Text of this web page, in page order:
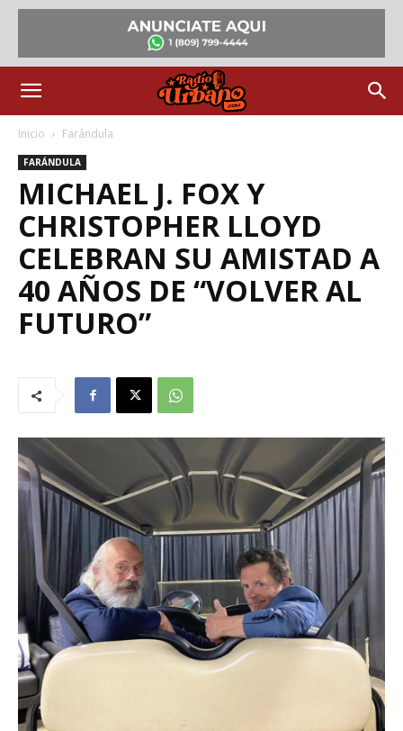
Inicio Farándula
FARÁNDULA
MICHAEL J. FOX Y
CHRISTOPHER LLOYD
CELEBRAN SU AMISTAD A
40 AÑOS DE “VOLVER AL
FUTURO”